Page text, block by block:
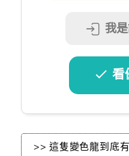
我
看
>> 這隻變色龍到底